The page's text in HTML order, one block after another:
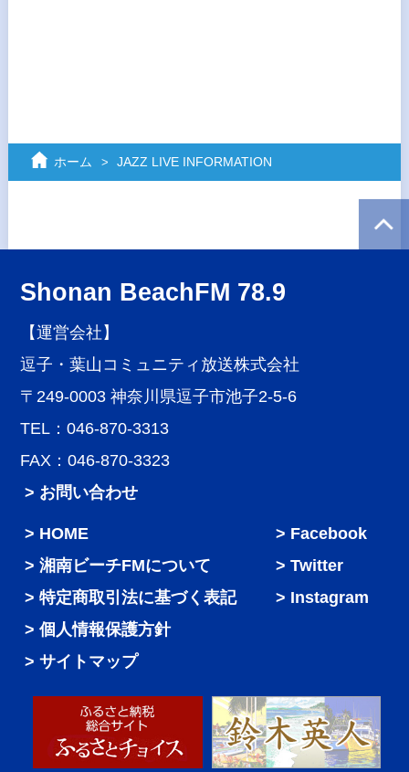
ホーム JAZZ LIVE INFORMATION
Shonan BeachFM 78.9
【運営会社】
逗子・葉山コミュニティ放送株式会社
〒249-0003 神奈川県逗子市池子2-5-6
TEL：046-870-3313
FAX：046-870-3323
> お問い合わせ
HOME
湘南ビーチFMについて
特定商取引法に基づく表記
個人情報保護方針
サイトマップ
Facebook
Twitter
Instagram